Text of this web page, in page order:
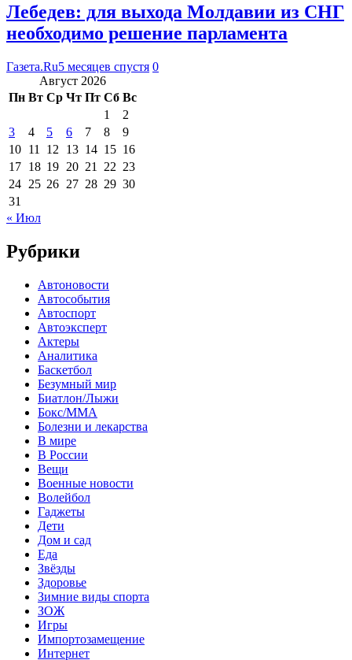
Лебедев: для выхода Молдавии из СНГ
необходимо решение парламента
Газета.Ru5 месяцев спустя 0
Август 2026
Пн Вт Ср Чт Пт Сб Вс
1
2
3
4 5 6 7 8
9
10 11 12 13 14 15 16
17 18 19 20 21 22 23
24 25 26 27 28 29 30
31
« Июл
Рубрики
Автоновости
Автособытия
Автоспорт
Автоэксперт
Актеры
Аналитика
Баскетбол
Безумный мир
Биатлон/Лыжи
Бокс/MMA
Болезни и лекарства
В мире
В России
Вещи
Военные новости
Волейбол
Гаджеты
Дети
Дом и сад
Еда
Звёзды
Здоровье
Зимние виды спорта
ЗОЖ
Игры
Импортозамещение
Интернет